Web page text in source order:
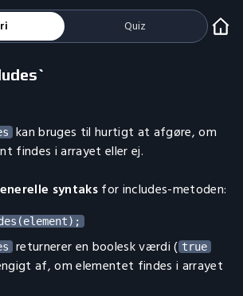
Quiz
kan bruges til hurtigt at afgøre, om
findes i arrayet eller ej.
syntaksfor includes-metoden:
returnerer en boolesk værdi ( true
af, om elementet findes i arrayet